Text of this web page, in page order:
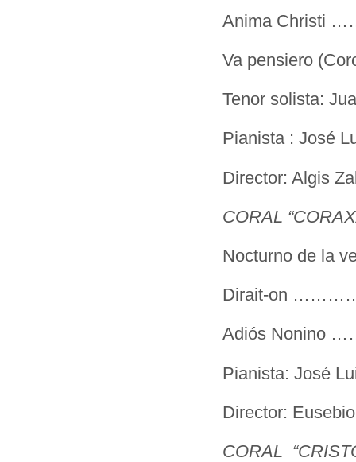
Anima
Va pensiero
Tenor solista:
Pianista : José
Director: Algis
CORAL
Nocturno de la
Dirait-on
Adiós
Pianista: José
Director:
CORAL